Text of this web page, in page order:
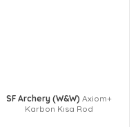
SF Archery (W&W) Axiom+
Karbon Kısa Rod